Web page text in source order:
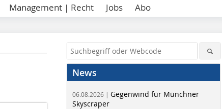
Management | Recht Jobs Abo
News
06.08.2026 | Gegenwind für Münchner
Skyscraper